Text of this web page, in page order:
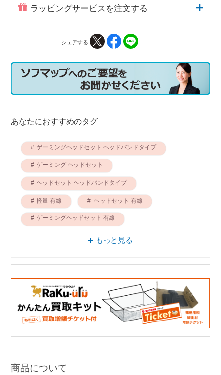
ラッピングサービスを注文する
シェアする
あなたにおすすめのタグ
ゲーミングヘッドセット ヘッドバンドタイプ
ゲーミング ヘッドセット
ヘッドセット ヘッドバンドタイプ
軽量 有線 ヘッドセット 有線
ゲーミングヘッドセット 有線
ヘッドセット 疲れにくい
もっと見る
商品について